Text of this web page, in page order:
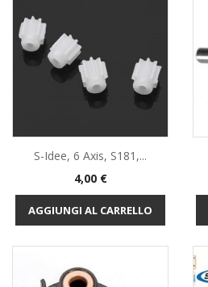
S-Idee, 6 Axis, S181,...
Prezzo
4,00 €
AGGIUNGI AL CARRELLO